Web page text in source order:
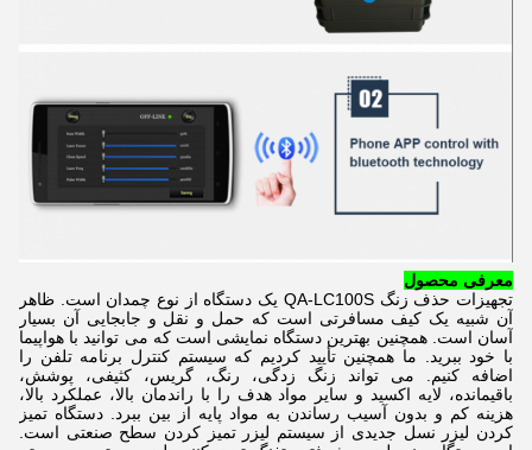
معرفی محصول
تجهیزات حذف زنگ QA-LC100S یک دستگاه از نوع چمدان است. ظاهر
آن شبیه یک کیف مسافرتی است که حمل و نقل و جابجایی آن بسیار
آسان است. همچنین بهترین دستگاه نمایشی است که می توانید با هواپیما
با خود ببرید. ما همچنین تأیید کردیم که سیستم کنترل برنامه تلفن را
اضافه کنیم. می تواند زنگ زدگی، رنگ، گریس، کثیفی، پوشش،
باقیمانده، لایه اکسید و سایر مواد هدف را با راندمان بالا، عملکرد بالا،
هزینه کم و بدون آسیب رساندن به مواد پایه از بین ببرد. دستگاه تمیز
کردن لیزر نسل جدیدی از سیستم لیزر تمیز کردن سطح صنعتی است.